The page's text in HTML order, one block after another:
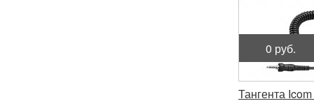
0 руб.
Тангента